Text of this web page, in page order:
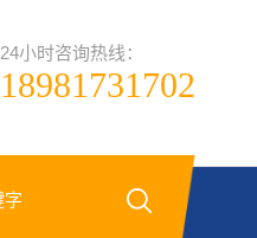
24小时咨询热线：
18981731702